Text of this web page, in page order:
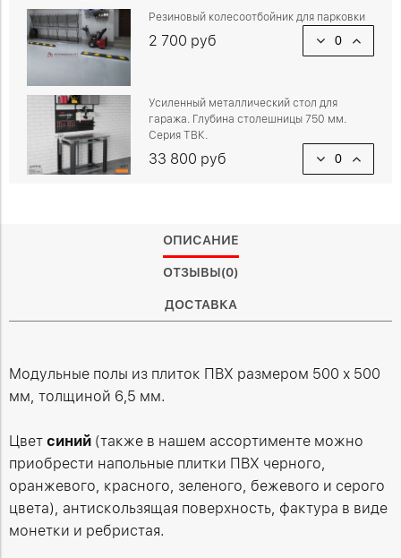
Резиновый колесоотбойник для парковки
2 700 руб
Усиленный металлический стол для
гаража. Глубина столешницы 750 мм.
Серия ТВК.
33 800 руб
ОПИСАНИЕ
ОТЗЫВЫ(0)
ДОСТАВКА
Модульные полы из плиток ПВХ размером 500 х 500
мм, толщиной 6,5 мм.
Цвет синий (также в нашем ассортименте можно
приобрести напольные плитки ПВХ черного,
оранжевого, красного, зеленого, бежевого и серого
цвета), антискользящая поверхность, фактура в виде
монетки и ребристая.